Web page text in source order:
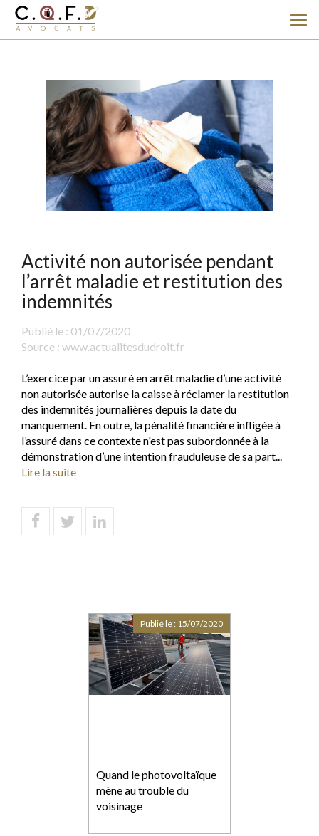
le
Activité non autorisée pendant
l’arrêt maladie et restitution des
indemnités
Publié le : 01/07/2020
Source : www.actualitesdudroit.fr
L’exercice par un assuré en arrêt maladie d’une activité
non autorisée autorise la caisse à réclamer la restitution
des indemnités journalières depuis la date du
manquement. En outre, la pénalité financière infligée à
l’assuré dans ce contexte n'est pas subordonnée à la
démonstration d’une intention frauduleuse de sa part...
Lire la suite
Quand le photovoltaïque
mène au trouble du
voisinage
Publié le : 15/07/2020